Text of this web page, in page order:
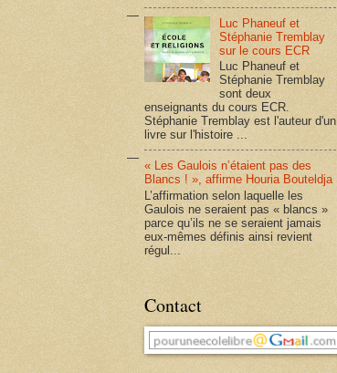
Luc Phaneuf et
Stéphanie Tremblay
sur le cours ECR
Luc Phaneuf et
Stéphanie Tremblay
sont deux
enseignants du cours ECR.
Stéphanie Tremblay est l'auteur d'un
livre sur l'histoire ...
« Les Gaulois n’étaient pas des
Blancs ! », affirme Houria Bouteldja
L’affirmation selon laquelle les
Gaulois ne seraient pas « blancs »
parce qu’ils ne se seraient jamais
eux-mêmes définis ainsi revient
régul...
Contact